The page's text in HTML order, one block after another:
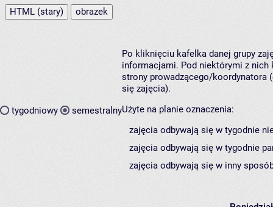
HTML (stary)
obrazek
tygodniowy semestralny
Po kliknięciu kafelka danej grupy
informacjami. Pod niektórymi z nich
strony prowadzącego/koordynatora
się zajęcia).
Użyte na planie oznaczenia:
zajęcia odbywają się w tygodnie
zajęcia odbywają się w tygodnie
zajęcia odbywają się w inny